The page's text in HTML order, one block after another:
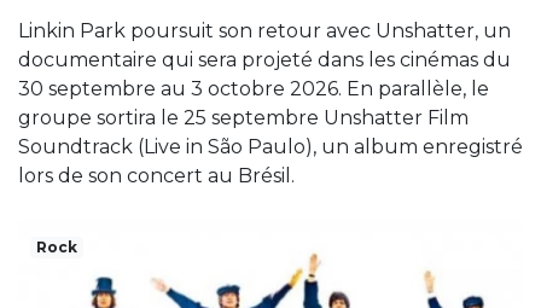
Linkin Park poursuit son retour avec Unshatter, un
documentaire qui sera projeté dans les cinémas du
30 septembre au 3 octobre 2026. En parallèle, le
groupe sortira le 25 septembre Unshatter Film
Soundtrack (Live in São Paulo), un album enregistré
lors de son concert au Brésil.
Rock